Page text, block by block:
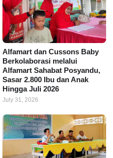
Alfamart dan Cussons Baby
Berkolaborasi melalui
Alfamart Sahabat Posyandu,
Sasar 2.800 Ibu dan Anak
Hingga Juli 2026
July 31, 2026